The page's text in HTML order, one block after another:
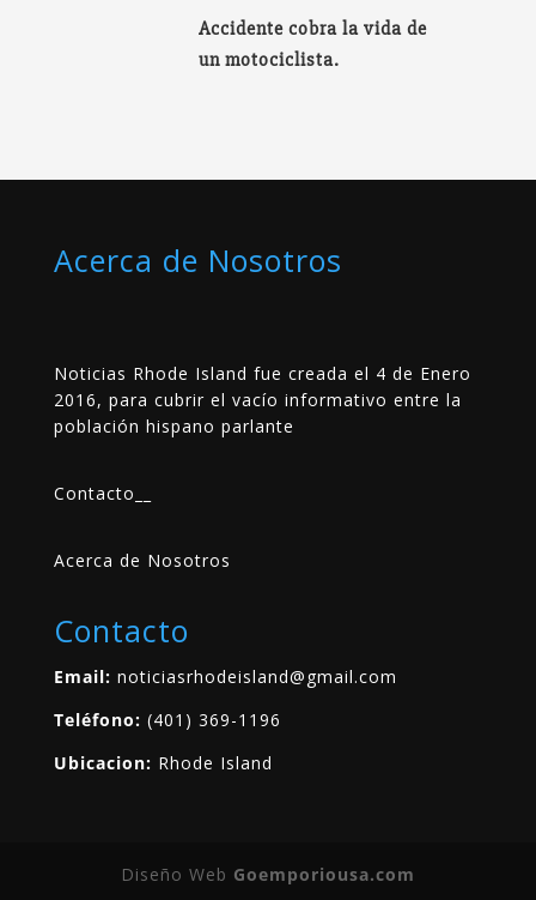
Accidente cobra la vida de
un motociclista.
Acerca de Nosotros
Noticias Rhode Island fue creada el 4 de Enero
2016, para cubrir el vacío informativo entre la
población hispano parlante
Contacto
Acerca de Nosotros
Contacto
Email: noticiasrhodeisland@gmail.com
Teléfono: (401) 369-1196
Ubicacion: Rhode Island
Diseño Web Goemporiousa.com